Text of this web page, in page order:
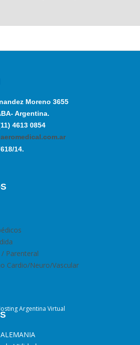
Moreno 3655
Argentina.
4613 0854
14.
Parenteral
Cardio/Neuro/Vascular
Argentina Virtual